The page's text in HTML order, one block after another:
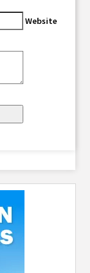
Website